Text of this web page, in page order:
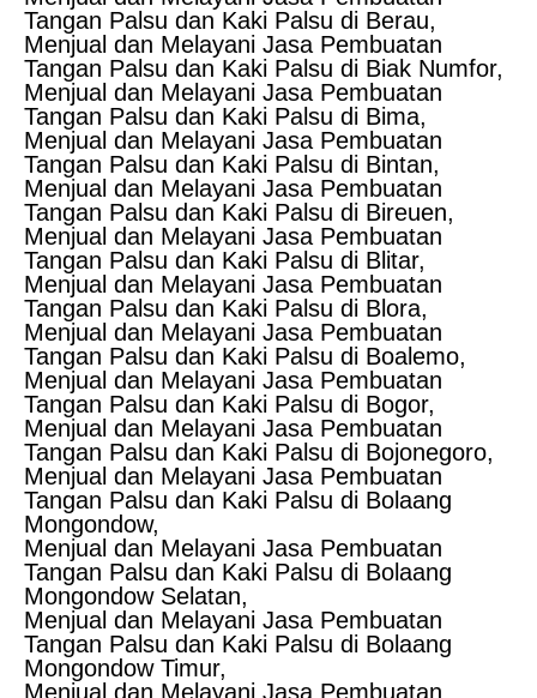
Tangan Palsu dan Kaki Palsu di Berau,
Menjual dan Melayani Jasa Pembuatan
Tangan Palsu dan Kaki Palsu di Biak Numfor,
Menjual dan Melayani Jasa Pembuatan
Tangan Palsu dan Kaki Palsu di Bima,
Menjual dan Melayani Jasa Pembuatan
Tangan Palsu dan Kaki Palsu di Bintan,
Menjual dan Melayani Jasa Pembuatan
Tangan Palsu dan Kaki Palsu di Bireuen,
Menjual dan Melayani Jasa Pembuatan
Tangan Palsu dan Kaki Palsu di Blitar,
Menjual dan Melayani Jasa Pembuatan
Tangan Palsu dan Kaki Palsu di Blora,
Menjual dan Melayani Jasa Pembuatan
Tangan Palsu dan Kaki Palsu di Boalemo,
Menjual dan Melayani Jasa Pembuatan
Tangan Palsu dan Kaki Palsu di Bogor,
Menjual dan Melayani Jasa Pembuatan
Tangan Palsu dan Kaki Palsu di Bojonegoro,
Menjual dan Melayani Jasa Pembuatan
Tangan Palsu dan Kaki Palsu di Bolaang
Mongondow,
Menjual dan Melayani Jasa Pembuatan
Tangan Palsu dan Kaki Palsu di Bolaang
Mongondow Selatan,
Menjual dan Melayani Jasa Pembuatan
Tangan Palsu dan Kaki Palsu di Bolaang
Mongondow Timur,
Menjual dan Melayani Jasa Pembuatan